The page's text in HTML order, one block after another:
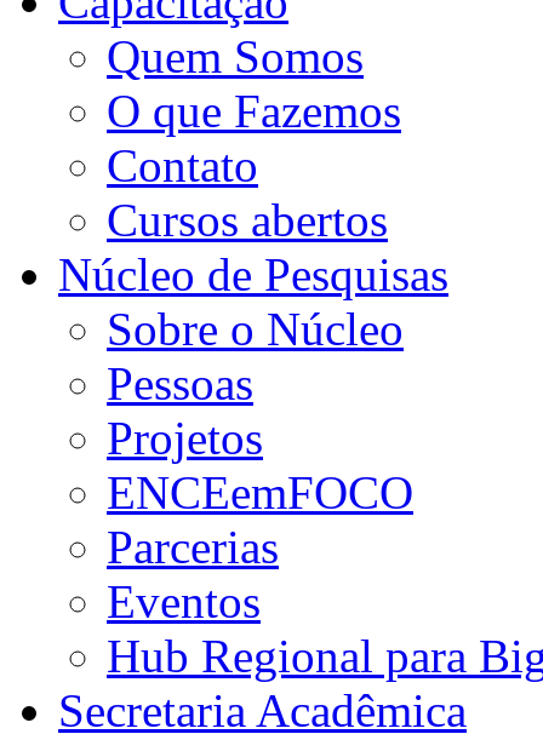
Quem Somos
O que Fazemos
Contato
Cursos abertos
Núcleo de Pesquisas
Sobre o Núcleo
Pessoas
Projetos
ENCEemFOCO
Parcerias
Eventos
Hub Regional para
Secretaria Acadêmica